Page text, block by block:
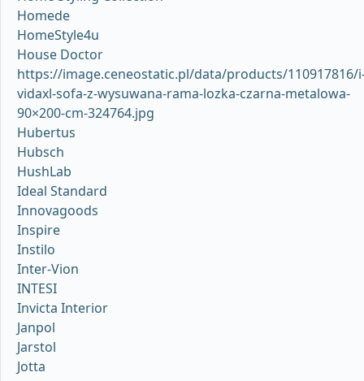
Homede
HomeStyle4u
House Doctor
https://image.ceneostatic.pl/data/products/110917816/
vidaxl-sofa-z-wysuwana-rama-lozka-czarna-metalowa-
90×200-cm-324764.jpg
Hubertus
Hubsch
HushLab
Ideal Standard
Innovagoods
Inspire
Instilo
Inter-Vion
INTESI
Invicta Interior
Janpol
Jarstol
Jotta